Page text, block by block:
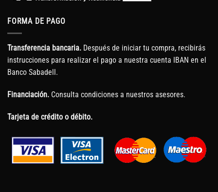
FORMA DE PAGO
Transferencia bancaria. Después de iniciar tu compra, recibirás
instrucciones para realizar el pago a nuestra cuenta IBAN en el
Banco Sabadell.
Financiación. Consulta condiciones a nuestros asesores.
Tarjeta de crédito o débito.